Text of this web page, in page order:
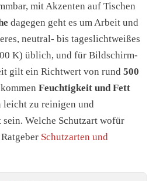
mit Akzenten auf Tischen
dagegen geht es um Arbeit und
neutral- bis tageslichtweißes
K) üblich, und für Bildschirm-
gilt ein Richtwert von rund 500
Feuchtigkeit und Fett
zu reinigen und
sein. Welche Schutzart wofür
Schutzarten und